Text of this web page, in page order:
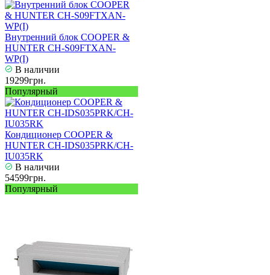
Внутренний блок COOPER &
HUNTER CH-S09FTXAN-
WP(I)
В наличии
19299грн.
Популярный
Кондиционер COOPER &
HUNTER CH-IDS035PRK/CH-
IU035RK
В наличии
54599грн.
Популярный